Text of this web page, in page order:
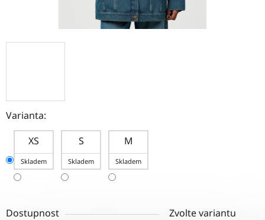
Varianta:
XS
Skladem
S
Skladem
M
Skladem
Dostupnost
Zvolte variantu